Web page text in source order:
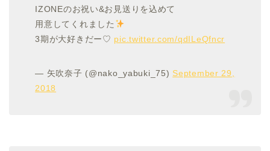
IZONEのお祝い&お見送りを込めて
用意してくれました
3期が大好きだー♡ pic.twitter.com/qdILeQfncr
— 矢吹奈子 (@nako_yabuki_75) September 29,
2018